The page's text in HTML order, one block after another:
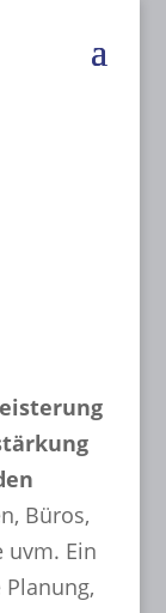
Büros,
uvm. Ein